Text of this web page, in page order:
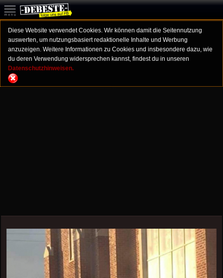
Diese Website verwendet Cookies. Wir können damit die Seitennutzung
auswerten, um nutzungsbasiert redaktionelle Inhalte und Werbung
anzuzeigen. Weitere Informationen zu Cookies und insbesondere dazu, wie
du deren Verwendung widersprechen kannst, findest du in unseren
Datenschutzhinweisen.